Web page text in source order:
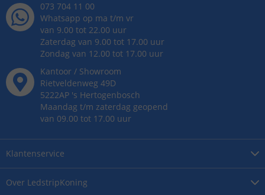
Over LedstripKoning
Klantenservice
073 704 11 00
Whatsapp op ma t/m vr
van 9.00 tot 22.00 uur
Zaterdag van 9.00 tot 17.00 uur
Zondag van 12.00 tot 17.00 uur
Kantoor / Showroom
Rietveldenweg 49D
5222AP 's Hertogenbosch
Maandag t/m zaterdag geopend
van 09.00 tot 17.00 uur